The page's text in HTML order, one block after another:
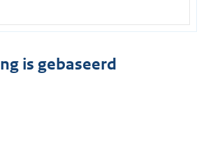
is gebaseerd